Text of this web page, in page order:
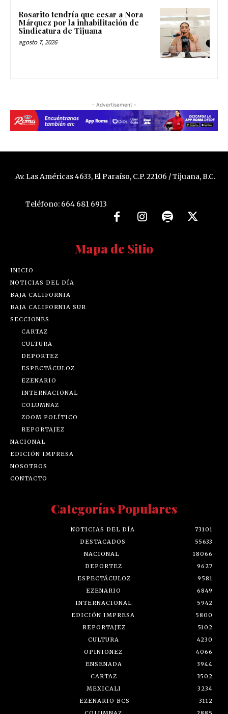
Rosarito tendría que cesar a Nora
Márquez por la inhabilitación de
Sindicatura de Tijuana
agosto 7, 2026
- Advertisement -
Av. Las Américas 4633, El Paraíso, C.P. 22106 / Tijuana, B.C.
Teléfono: 664 681 6913
Mapa de Sitio
INICIO
NOTICIAS DEL DÍA
BAJA CALIFORNIA
BAJA CALIFORNIA SUR
SECCIONES
CARTAZ
CULTURA
DEPORTEZ
ESPECTÁCULOZ
EZENARIO
INTERNACIONAL
COLUMNAZ
ZOOM POLÍTICO
REPORTAJEZ
NACIONAL
EDICIÓN IMPRESA
NOSOTROS
CONTACTO
Categorías Populares
NOTICIAS DEL DÍA
73101
DESTACADOS
55633
NACIONAL
18066
DEPORTEZ
9627
ESPECTÁCULOZ
9581
EZENARIO
6849
INTERNACIONAL
5942
EDICIÓN IMPRESA
5800
REPORTAJEZ
5102
CULTURA
4230
OPINIONEZ
4066
ENSENADA
3944
CARTAZ
3502
MEXICALI
3234
EZENARIO BCS
3112